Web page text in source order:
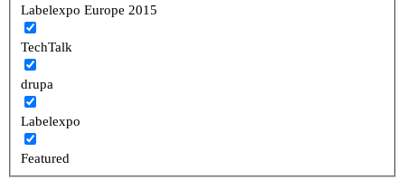
Labelexpo Europe 2015
TechTalk
drupa
Labelexpo
Featured